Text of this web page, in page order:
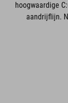
hoogwaardige
aandrijflijn.